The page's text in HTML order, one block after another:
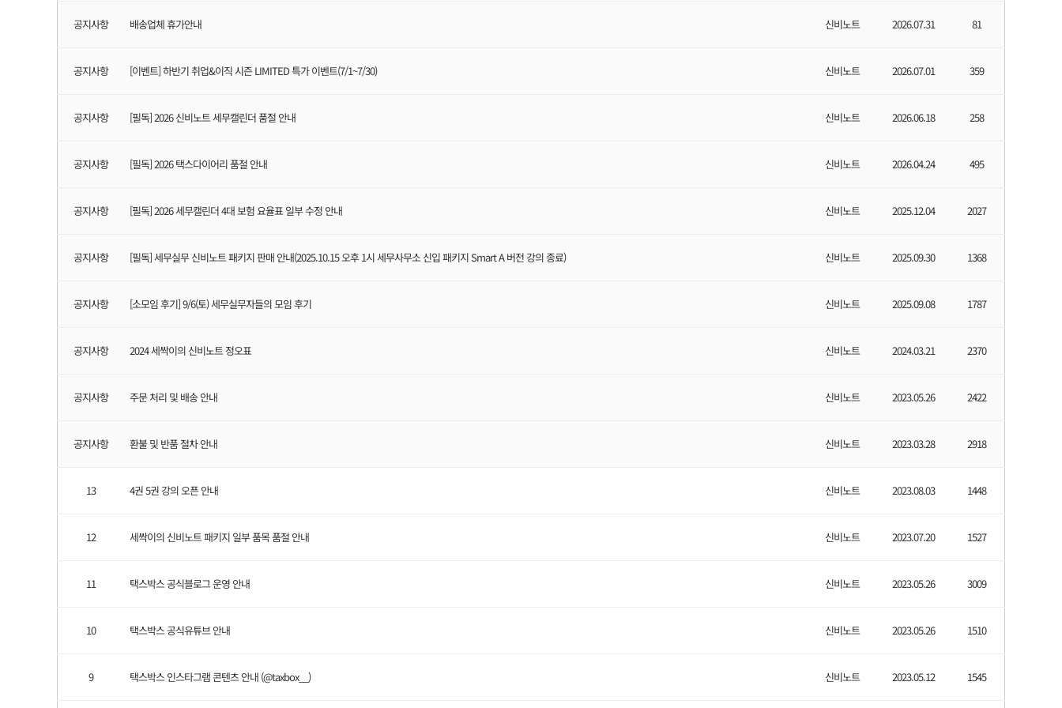
공지사항 배송업체 휴가안내 신비노트 2026.07.31 81
공지사항 [이벤트] 하반기 취업&이직 시즌 LIMITED 특가 이벤트(7/1~7/30) 신비노트 2026.07.01 359
공지사항 [필독] 2026 신비노트 세무캘린더 품절 안내 신비노트 2026.06.18 258
공지사항 [필독] 2026 택스다이어리 품절 안내 신비노트 2026.04.24 495
공지사항 [필독] 2026 세무캘린더 4대 보험 요율표 일부 수정 안내 신비노트 2025.12.04 2027
공지사항 [필독] 세무실무 신비노트 패키지 판매 안내(2025.10.15 오후 1시 세무사무소 신입 패키지 Smart A 버전 강의 종료) 신비노트 2025.09.30 1368
공지사항 [소모임 후기] 9/6(토) 세무실무자들의 모임 후기 신비노트 2025.09.08 1787
공지사항 2024 세싹이의 신비노트 정오표 신비노트 2024.03.21 2370
공지사항 주문 처리 및 배송 안내 신비노트 2023.05.26 2422
공지사항 환불 및 반품 절차 안내 신비노트 2023.03.28 2918
13 4권 5권 강의 오픈 안내 신비노트 2023.08.03 1448
12 세싹이의 신비노트 패키지 일부 품목 품절 안내 신비노트 2023.07.20 1527
11 택스박스 공식블로그 운영 안내 신비노트 2023.05.26 3009
10 택스박스 공식유튜브 안내 신비노트 2023.05.26 1510
9 택스박스 인스타그램 콘텐츠 안내 (@taxbox__) 신비노트 2023.05.12 1545